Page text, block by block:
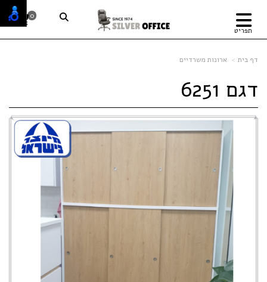
תפריט
0
דף בית ארונות משרדיים
דגם 6251